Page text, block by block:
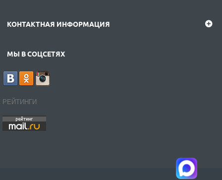
КОНТАКТНАЯ ИНФОРМАЦИЯ
МЫ В СОЦСЕТЯХ
РЕЙТИНГИ